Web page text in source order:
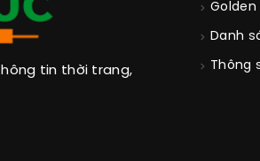
tin thời trang,
Golden
Danh
Thông